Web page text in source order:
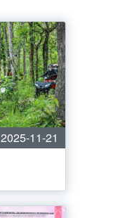
2025-11-21